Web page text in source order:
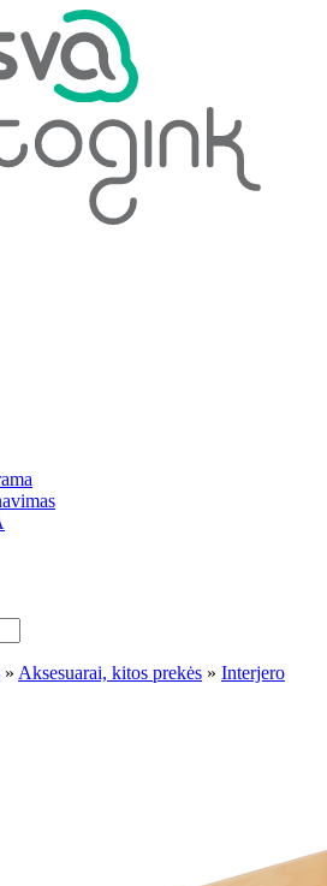
» Aksesuarai, kitos prekės » Interjero